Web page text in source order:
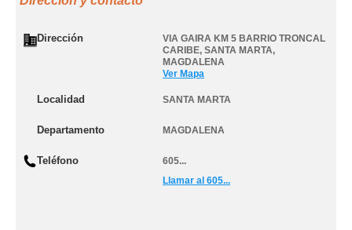
Dirección
VIA GAIRA KM 5 BARRIO TRONCAL
CARIBE, SANTA MARTA,
MAGDALENA
Ver Mapa
Localidad SANTA MARTA
Departamento MAGDALENA
Teléfono
605...
Llamar al 605...